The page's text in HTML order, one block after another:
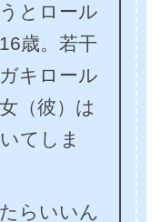
とロール
歳。若干
キロール
（彼）は
てしま
らいいん